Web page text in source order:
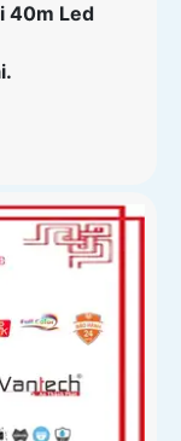
40m Led